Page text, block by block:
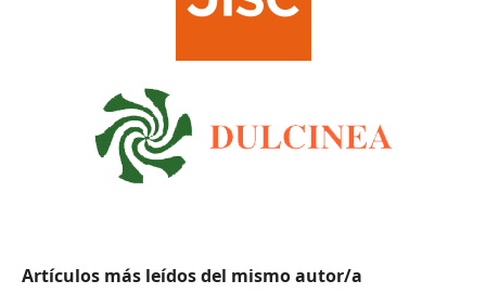
Artículos más leídos del mismo autor/a